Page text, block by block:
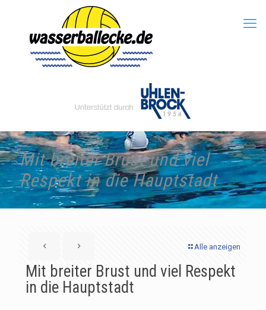
Mit breiter Brust und viel
Respekt in die Hauptstadt
Alle anzeigen
Mit breiter Brust und viel Respekt
in die Hauptstadt